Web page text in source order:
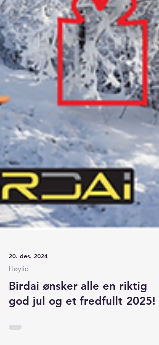
20. des. 2024
Høytid
Birdai ønsker alle en riktig